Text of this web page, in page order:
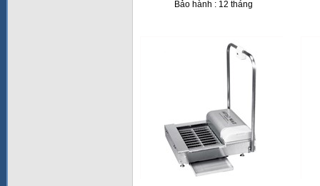
Bảo hành : 12 tháng